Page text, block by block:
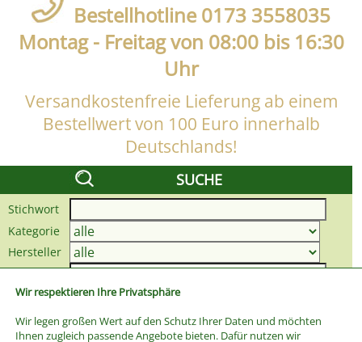
Wir respektieren Ihre Privatsphäre
Wir legen großen Wert auf den Schutz Ihrer Daten und möchten
Ihnen zugleich passende Angebote bieten. Dafür nutzen wir
Bestellhotline 0173 3558035
Montag - Freitag von 08:00 bis 16:30
Uhr
Versandkostenfreie Lieferung ab einem
Bestellwert von 100 Euro innerhalb
Deutschlands!
SUCHE
Stichwort
Kategorie
Hersteller
Preis bis